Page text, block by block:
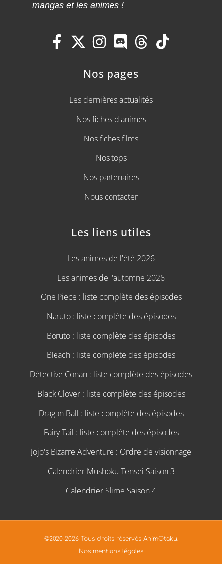
mangas et les animes !
Nos pages
Les dernières actualités
Nos fiches d'animes
Nos fiches films
Nos tops
Nos partenaires
Nous contacter
Les liens utiles
Les animes de l'été 2026
Les animes de l'automne 2026
One Piece : liste complète des épisodes
Naruto : liste complète des épisodes
Boruto : liste complète des épisodes
Bleach : liste complète des épisodes
Détective Conan : liste complète des épisodes
Black Clover : liste complète des épisodes
Dragon Ball : liste complète des épisodes
Fairy Tail : liste complète des épisodes
Jojo's Bizarre Adventure : Ordre de visionnage
Calendrier Mushoku Tensei Saison 3
Calendrier Slime Saison 4
©2020-2026 Tous droits réservés AnimOtaku.
Nos mentions légales